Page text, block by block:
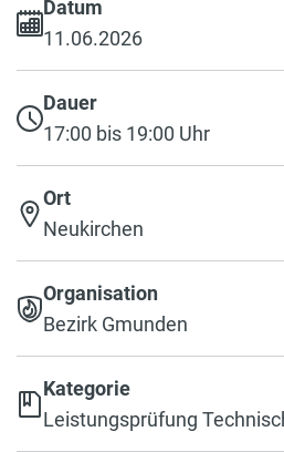
Datum
11.06.2026
Dauer
17:00 bis 19:00 Uhr
Ort
Neukirchen
Organisation
Bezirk Gmunden
Kategorie
Leistungsprüfung